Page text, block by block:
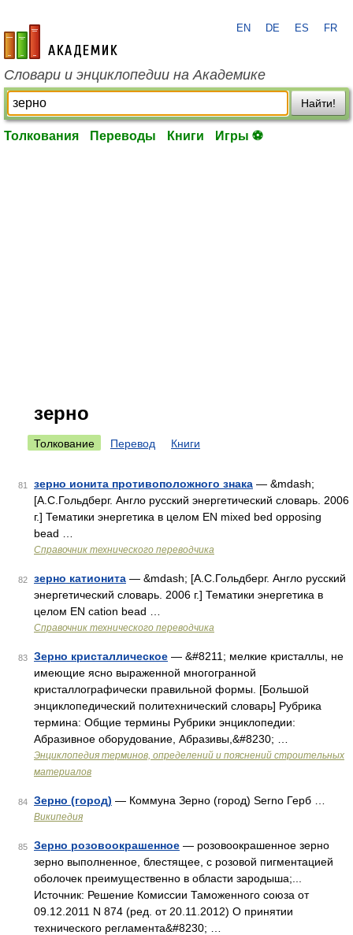
academic.ru
EN DE ES FR
Словари и энциклопедии на Академике
Найти!
Толкования Переводы Книги Игры ⚽
зерно
Толкование Перевод Книги
81 зерно ионита противоположного знака — &mdash;
[А.С.Гольдберг. Англо русский энергетический словарь. 2006
г.] Тематики энергетика в целом EN mixed bed opposing
bead …
Справочник технического переводчика
82 зерно катионита — &mdash; [А.С.Гольдберг. Англо русский
энергетический словарь. 2006 г.] Тематики энергетика в
целом EN cation bead …
Справочник технического переводчика
83 Зерно кристаллическое — &#8211; мелкие кристаллы, не
имеющие ясно выраженной многогранной
кристаллографически правильной формы. [Большой
энциклопедический политехнический словарь] Рубрика
термина: Общие термины Рубрики энциклопедии:
Абразивное оборудование, Абразивы,&#8230; …
Энциклопедия терминов, определений и пояснений строительных
материалов
84 Зерно (город) — Коммуна Зерно (город) Serno Герб …
Википедия
85 Зерно розовоокрашенное — розовоокрашенное зерно
зерно выполненное, блестящее, с розовой пигментацией
оболочек преимущественно в области зародыша;...
Источник: Решение Комиссии Таможенного союза от
09.12.2011 N 874 (ред. от 20.11.2012) О принятии
технического регламента&#8230; …